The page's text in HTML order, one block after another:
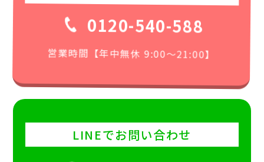
0120-540-588
営業時間【年中無休 9:00〜21:00】
LINEでお問い合わせ